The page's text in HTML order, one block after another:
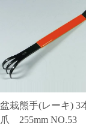
盆栽熊手(レーキ) 3
爪 255mm NO.53